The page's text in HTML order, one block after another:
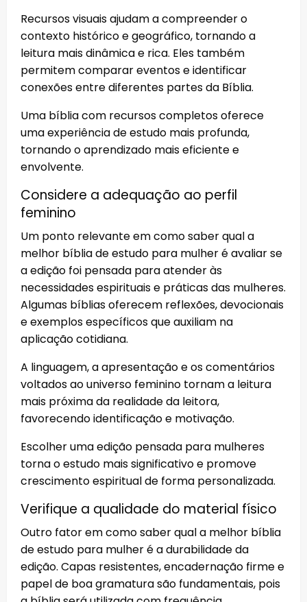
Recursos visuais ajudam a compreender o
contexto histórico e geográfico, tornando a
leitura mais dinâmica e rica. Eles também
permitem comparar eventos e identificar
conexões entre diferentes partes da Bíblia.
Uma bíblia com recursos completos oferece
uma experiência de estudo mais profunda,
tornando o aprendizado mais eficiente e
envolvente.
Considere a adequação ao perfil
feminino
Um ponto relevante em como saber qual a
melhor bíblia de estudo para mulher é avaliar se
a edição foi pensada para atender às
necessidades espirituais e práticas das mulheres.
Algumas bíblias oferecem reflexões, devocionais
e exemplos específicos que auxiliam na
aplicação cotidiana.
A linguagem, a apresentação e os comentários
voltados ao universo feminino tornam a leitura
mais próxima da realidade da leitora,
favorecendo identificação e motivação.
Escolher uma edição pensada para mulheres
torna o estudo mais significativo e promove
crescimento espiritual de forma personalizada.
Verifique a qualidade do material físico
Outro fator em como saber qual a melhor bíblia
de estudo para mulher é a durabilidade da
edição. Capas resistentes, encadernação firme e
papel de boa gramatura são fundamentais, pois